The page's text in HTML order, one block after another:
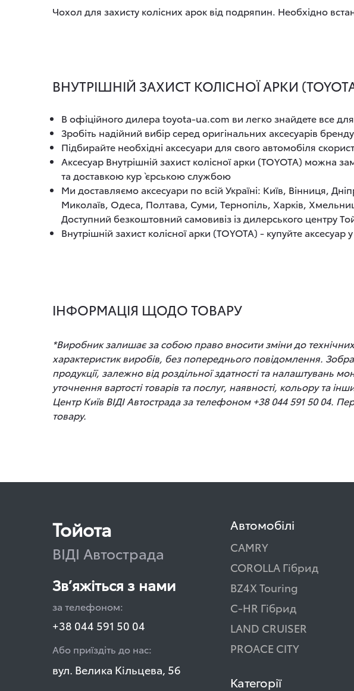
Чохол для захисту колісних арок від подряпин. Необхідно
ВНУТРІШНІЙ ЗАХИСТ КОЛІСНОЇ АРКИ
В офіційного дилера toyota-ua.com ви легко знайдете все
Зробіть надійний вибір серед оригінальних аксесуарів
Підбирайте необхідні аксесуари для свого автомобіля
Аксесуар Внутрішній захист колісної арки (TOYOTA) можна
та доставкою кур`єрською службою
Ми доставляємо аксесуари по всій Україні: Київ, Вінниця,
Миколаїв, Одеса, Полтава, Суми, Тернопіль, Харків,
Доступний безкоштовний самовивіз із дилерського центру
Внутрішній захист колісної арки (TOYOTA) - купуйте аксесуар
ІНФОРМАЦІЯ ЩОДО ТОВАРУ
*Виробник залишає за собою право вносити зміни до
характеристик виробів, без попереднього повідомлення.
продукції, залежно від роздільної здатності та налаштувань
уточнення вартості товарів та послуг, наявності, кольору та
Центр Київ ВІДІ Автострада за телефоном +38 044 591 50 04.
товару.
Тойота
ВІДІ Автострада
Зв’яжіться з нами
за телефоном:
+38 044 591 50 04
Або приїздіть до нас:
вул. Велика Кільцева, 56
Автомобілі
CAMRY
COROLLA Гібрид
BZ4X Touring
C-HR Гібрид
LAND CRUISER
PROACE CITY
Категорії